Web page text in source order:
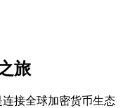
旅
接全球加密货币生态